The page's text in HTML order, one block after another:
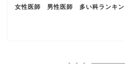
女性医師 男性医師 多い科ランキ